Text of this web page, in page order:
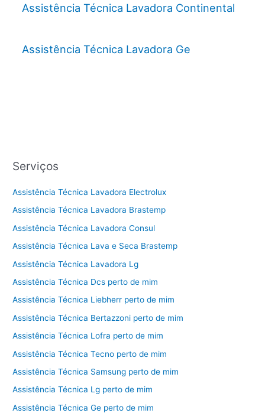
Assistência Técnica Lavadora Continental
Assistência Técnica Lavadora Ge
Serviços
Assistência Técnica Lavadora Electrolux
Assistência Técnica Lavadora Brastemp
Assistência Técnica Lavadora Consul
Assistência Técnica Lava e Seca Brastemp
Assistência Técnica Lavadora Lg
Assistência Técnica Dcs perto de mim
Assistência Técnica Liebherr perto de mim
Assistência Técnica Bertazzoni perto de mim
Assistência Técnica Lofra perto de mim
Assistência Técnica Tecno perto de mim
Assistência Técnica Samsung perto de mim
Assistência Técnica Lg perto de mim
Assistência Técnica Ge perto de mim